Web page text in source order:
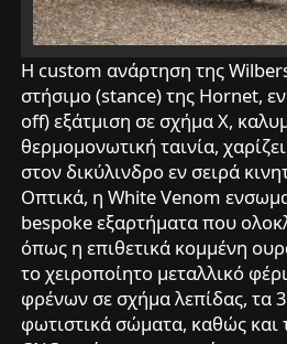
Η custom ανάρτηση της
στήσιμο (stance) της Hornet,
off) εξάτμιση σε σχήμα Χ,
θερμομονωτική ταινία,
στον δικύλινδρο εν σειρά
Οπτικά, η White Venom
bespoke εξαρτήματα που
όπως η επιθετικά κομμένη
το χειροποίητο μεταλλικό
φρένων σε σχήμα λεπίδας, τα
φωτιστικά σώματα, καθώς και